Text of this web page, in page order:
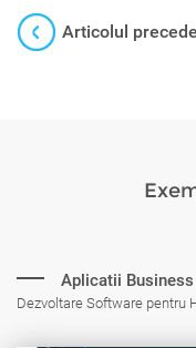
Articolul
Aplicatii Business
Dezvoltare Software pentru